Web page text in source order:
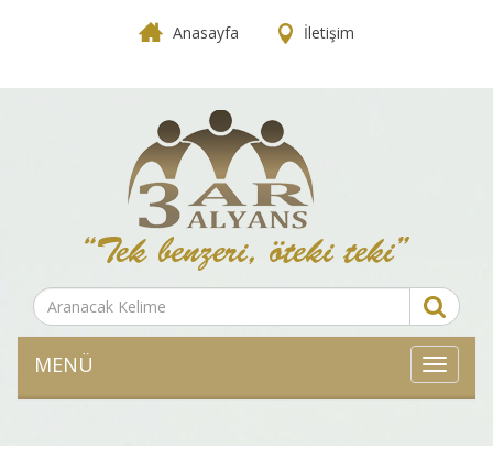
Anasayfa İletişim
MENÜ
MENÜ